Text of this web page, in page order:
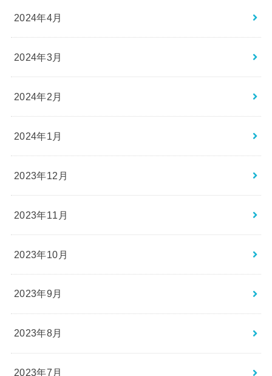
2024年4月
2024年3月
2024年2月
2024年1月
2023年12月
2023年11月
2023年10月
2023年9月
2023年8月
2023年7月